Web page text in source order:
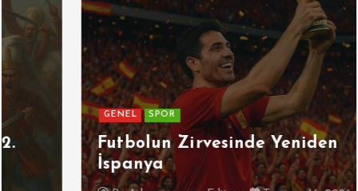
SPOR
Futbolun Zirvesinde Yeniden
İspanya